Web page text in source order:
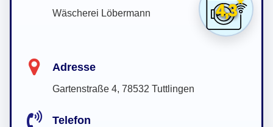
4,3
Wäscherei Löbermann
Adresse
Gartenstraße 4, 78532 Tuttlingen
Telefon